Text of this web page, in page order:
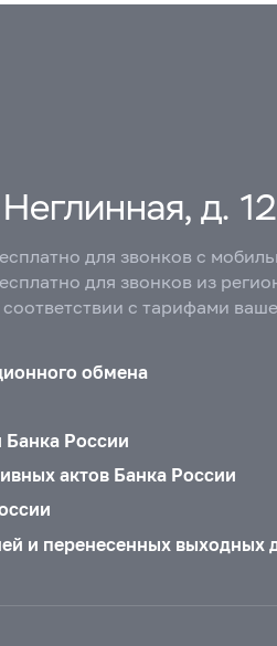
д.
для звонков с
для звонков из
с тарифами
обмена
России
актов Банка России
и перенесенных выходных